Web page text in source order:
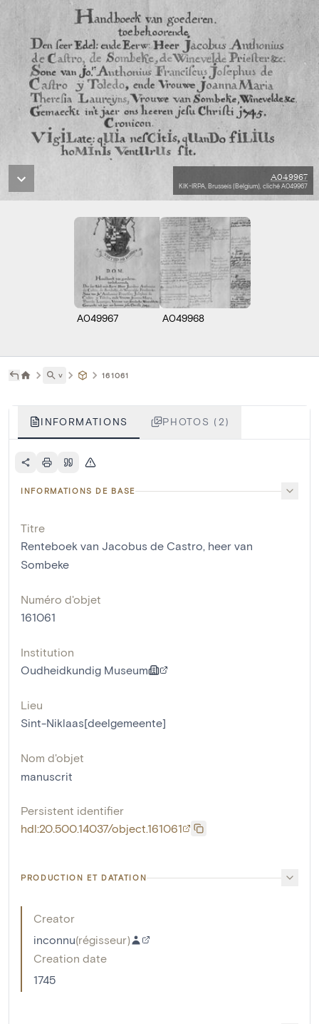
A049967
KIK-IRPA, Brussels (Belgium), cliché A049967
A049967 A049968
˅ 161061
INFORMATIONS PHOTOS (2)
INFORMATIONS DE BASE
Titre
Renteboek van Jacobus de Castro, heer van
Sombeke
Numéro d'objet
161061
Institution
Oudheidkundig Museum
Lieu
Sint-Niklaas[deelgemeente]
Nom d'objet
manuscrit
Persistent identifier
hdl:20.500.14037/object.161061
PRODUCTION ET DATATION
Creator
inconnu(régisseur)
Creation date
1745